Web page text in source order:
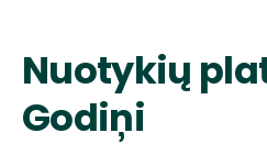
Nuotykių
Godiņi